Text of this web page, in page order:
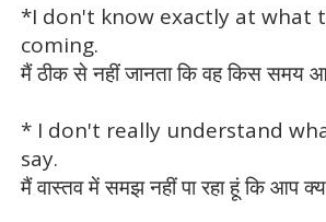
*I don't know exactly at what
coming.
मैं ठीक से नहीं जानता कि वह किस समय आ
* I don't really understand
say.
मैं वास्तव में समझ नहीं पा रहा हूं कि आप